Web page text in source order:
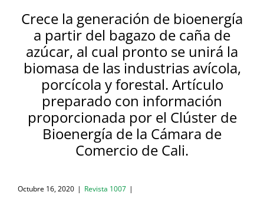
Crece la generación de bioenergía
a partir del bagazo de caña de
azúcar, al cual pronto se unirá la
biomasa de las industrias avícola,
porcícola y forestal. Artículo
preparado con información
proporcionada por el Clúster de
Bioenergía de la Cámara de
Comercio de Cali.
Octubre 16, 2020 | Revista 1007 |